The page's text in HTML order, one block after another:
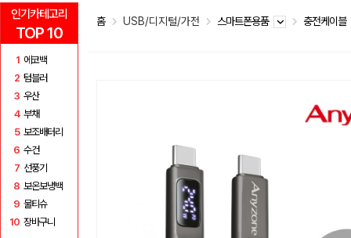
인기카테고리
TOP 10
1 에코백
2 텀블러
3 우산
4 부채
5 보조배터리
6 수건
7 선풍기
8 보온보냉백
9 물티슈
10 장바구니
홈 USB/디지털/가전 스마트폰용품 충전케이블